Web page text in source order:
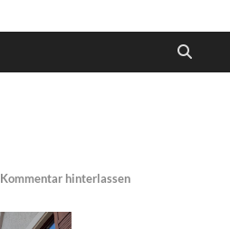
Kommentar hinterlassen